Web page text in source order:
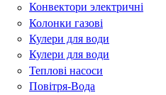
Конвектори электричні
Колонки газові
Кулери для води
Кулери для води
Теплові насоси
Повітря-Вода